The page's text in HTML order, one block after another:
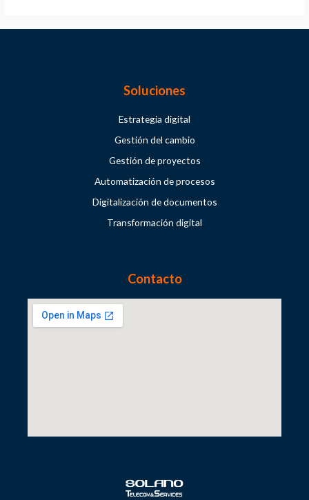
Soluciones
Estrategia digital
Gestión del cambio
Gestión de proyectos
Automatización de procesos
Digitalización de documentos
Transformación digital
Contacto